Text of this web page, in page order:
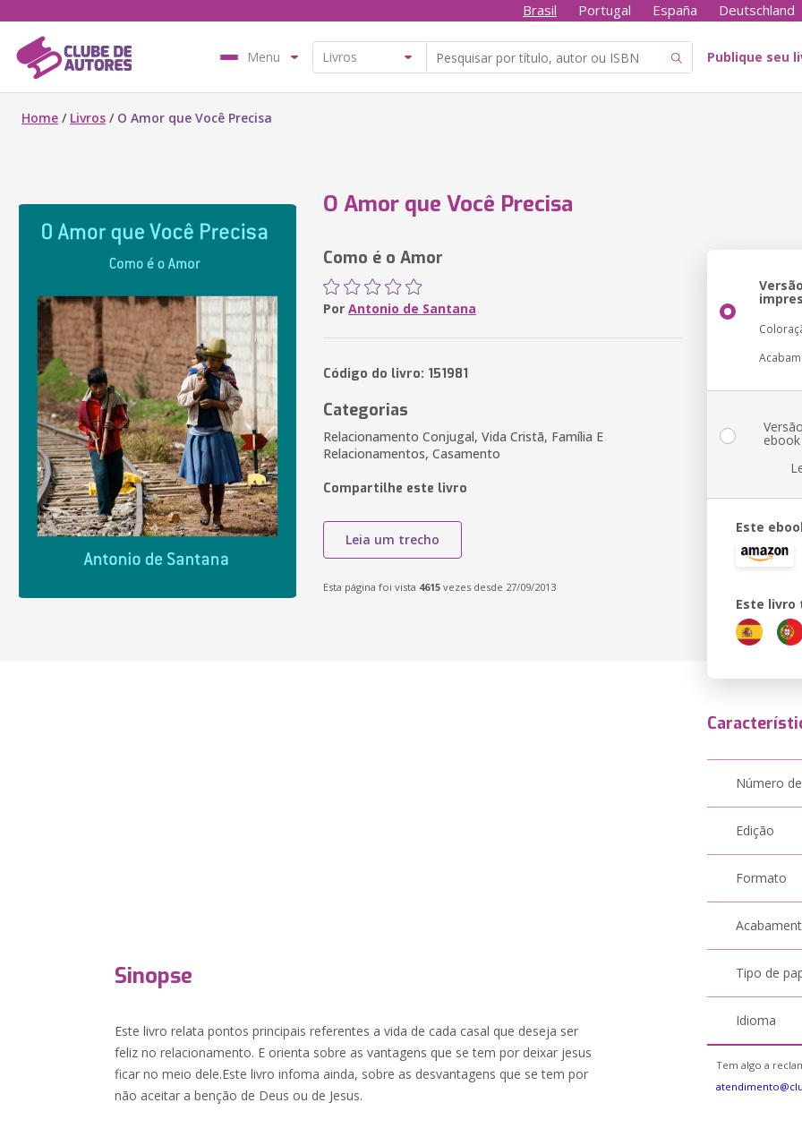
Brasil Portugal España Deutschland
Menu Publique seu
Home / Livros / O Amor que Você Precisa
O Amor que Você Precisa
Como é o Amor
Por Antonio de Santana
Código do livro: 151981
Categorias
Relacionamento Conjugal, Vida Cristã, Família E
Relacionamentos, Casamento
Compartilhe este livro
Leia um trecho
Esta página foi vista 4615 vezes desde 27/09/2013
Versão
Versão
ebook
Este
Este livro
Sinopse
Este livro relata pontos principais referentes a vida de cada casal que deseja ser
feliz no relacionamento. E orienta sobre as vantagens que se tem por deixar jesus
ficar no meio dele.Este livro infoma ainda, sobre as desvantagens que se tem por
não aceitar a benção de Deus ou de Jesus.
Número
Edição
Formato
Tipo de
Idioma
Tem algo a